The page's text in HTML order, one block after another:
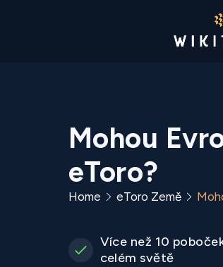
Mohou
eToro?
Home eToro Země
Více než 10
celém světě